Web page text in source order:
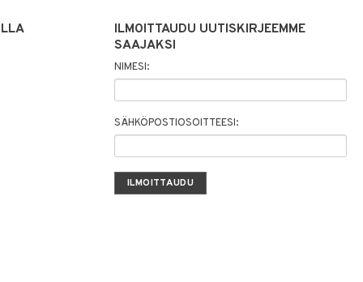
ILMOITTAUDU UUTISKIRJEEMME
SAAJAKSI
NIMESI:
SÄHKÖPOSTIOSOITTEESI: